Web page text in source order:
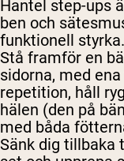
Hantel step-ups
ben och
funktionell styrka.
Stå framför en
sidorna, med
repetition, håll
hälen (den på
med båda
Sänk dig tillbaka